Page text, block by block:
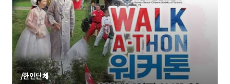
/한인단체